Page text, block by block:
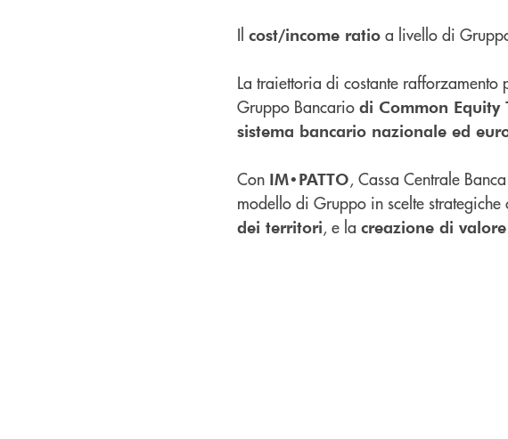
Il cost/income ratio a livello di
La traiettoria di costante
Gruppo Bancario di Common Equity
sistema bancario nazionale ed
Con IM•PATTO, Cassa Centrale
modello di Gruppo in scelte
dei territori, e la creazione di